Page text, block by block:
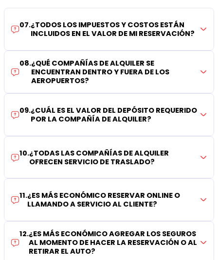
07.¿TODOS LOS IMPUESTOS Y COSTOS ESTÁN
INCLUIDOS EN EL VALOR DE MI RESERVACIÓN?
08.¿QUÉ COMPAÑÍAS DE ALQUILER SE
ENCUENTRAN DENTRO Y FUERA DE LOS
AEROPUERTOS?
09.¿CUÁL ES EL VALOR DEL DEPÓSITO REQUERIDO
POR LA COMPAÑÍA DE ALQUILER?
10.¿TODAS LAS COMPAÑÍAS DE ALQUILER
OFRECEN SERVICIO DE TRASLADO?
11.¿ES MÁS ECONÓMICO RESERVAR ONLINE O
LLAMANDO A SERVICIO AL CLIENTE?
12.¿ES MÁS ECONÓMICO AGREGAR LOS SEGUROS
AL MOMENTO DE HACER LA RESERVACIÓN O AL
RETIRAR EL AUTO?